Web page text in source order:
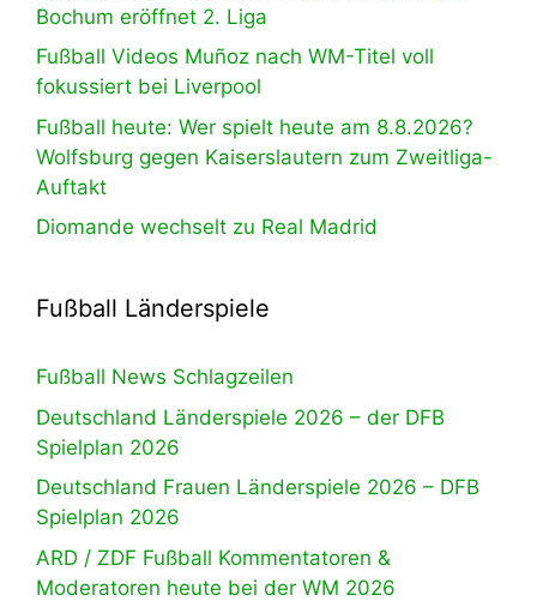
Bochum eröffnet 2. Liga
Fußball Videos Muñoz nach WM-Titel voll
fokussiert bei Liverpool
Fußball heute: Wer spielt heute am 8.8.2026?
Wolfsburg gegen Kaiserslautern zum Zweitliga-
Auftakt
Diomande wechselt zu Real Madrid
Fußball Länderspiele
Fußball News Schlagzeilen
Deutschland Länderspiele 2026 – der DFB
Spielplan 2026
Deutschland Frauen Länderspiele 2026 – DFB
Spielplan 2026
ARD / ZDF Fußball Kommentatoren &
Moderatoren heute bei der WM 2026